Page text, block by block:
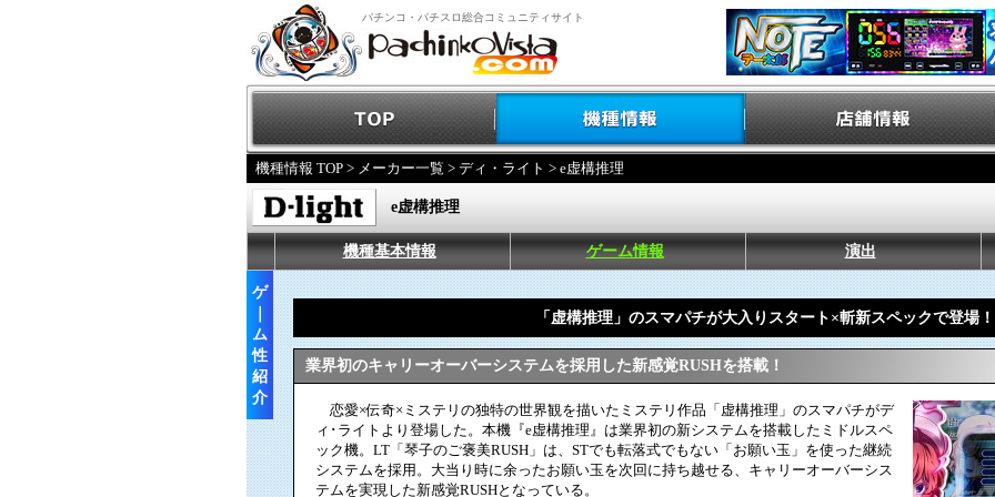
パチンコ・パチスロ総合コミュニティサイト
機種情報 TOP > メーカー一覧 > ディ・ライト > e虚構推理
e虚構推理
機種基本情報 ゲーム情報 演出
ゲ
ム
性
紹
介
「虚構推理」のスマパチが大入りスタート×斬新スペックで登場！
業界初のキャリーオーバーシステムを採用した新感覚RUSHを搭載！
恋愛×伝奇×ミステリの独特の世界観を描いたミステリ作品「虚構推理」のスマパチがデ
ィ･ライトより登場した。本機『e虚構推理』は業界初の新システムを搭載したミドルスペ
ック機。LT「琴子のご褒美RUSH」は、STでも転落式でもない「お願い玉」を使った継続
システムを採用。大当り時に余ったお願い玉を次回に持ち越せる、キャリーオーバーシス
テムを実現した新感覚RUSHとなっている。